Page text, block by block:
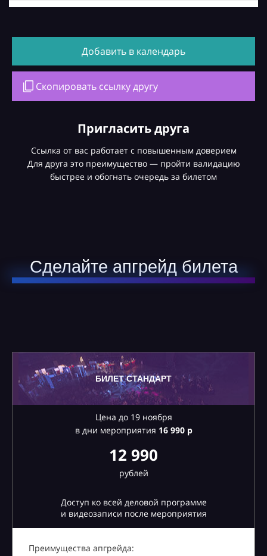
Добавить в календарь
Скопировать ссылку другу
Пригласить друга
Ссылка от вас работает с повышенным доверием
Для друга это преимущество — пройти валидацию
быстрее и обогнать очередь за билетом
Сделайте апгрейд билета
БИЛЕТ СТАНДАРТ
Цена до 19 ноября
в дни мероприятия 16990 р
12 990
рублей
Доступ ко всей деловой программе
и видеозаписи после мероприятия
Преимущества апгрейда: